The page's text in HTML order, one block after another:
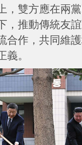
，雙方應在兩
，推動傳統友
合作，共同維
義。